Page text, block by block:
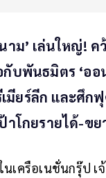
าม’ เล่นใหญ่!
บพันธมิตร ‘ออ
ยร์ลีก และศึก
าโกยรายได้-ข
ครือเนชั่นกรุ๊ป เ